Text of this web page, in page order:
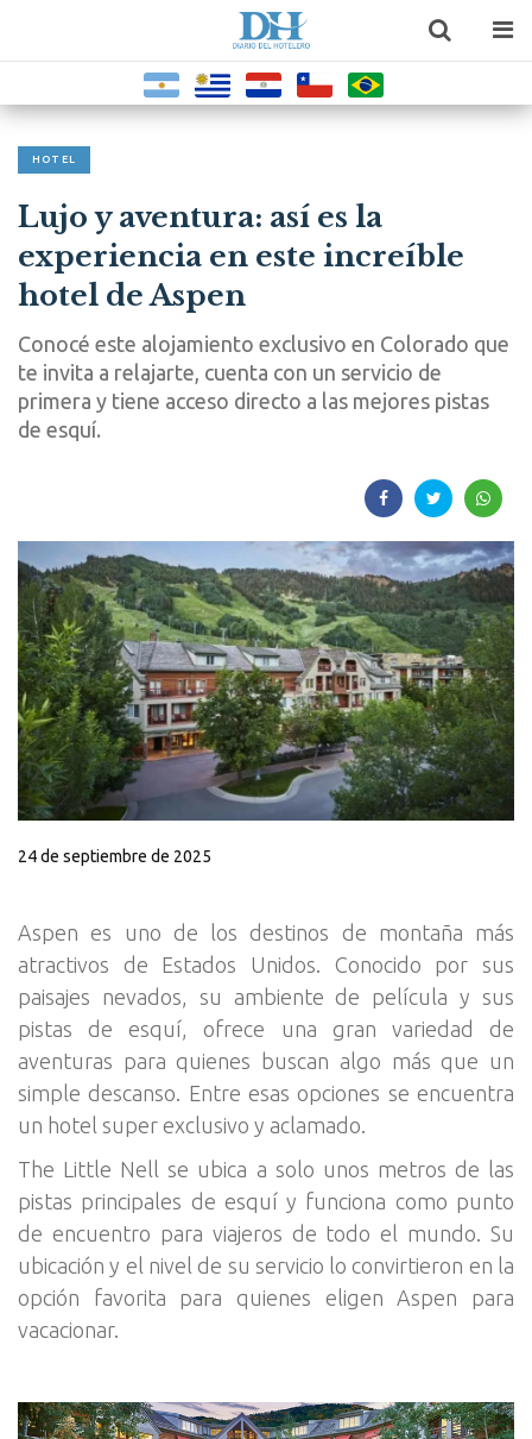
HOTEL
Lujo y aventura: así es la
experiencia en este increíble
hotel de Aspen
Conocé este alojamiento exclusivo en Colorado que
te invita a relajarte, cuenta con un servicio de
primera y tiene acceso directo a las mejores pistas
de esquí.
24 de septiembre de 2025
Aspen es uno de los destinos de montaña más
atractivos de Estados Unidos. Conocido por sus
paisajes nevados, su ambiente de película y sus
pistas de esquí, ofrece una gran variedad de
aventuras para quienes buscan algo más que un
simple descanso. Entre esas opciones se encuentra
un hotel super exclusivo y aclamado.
The Little Nell se ubica a solo unos metros de las
pistas principales de esquí y funciona como punto
de encuentro para viajeros de todo el mundo. Su
ubicación y el nivel de su servicio lo convirtieron en la
opción favorita para quienes eligen Aspen para
vacacionar.